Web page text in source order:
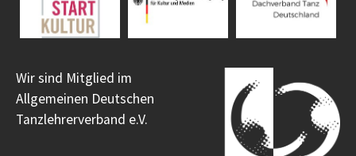
Wir sind Mitglied im
Allgemeinen Deutschen
Tanzlehrerverband e.V.